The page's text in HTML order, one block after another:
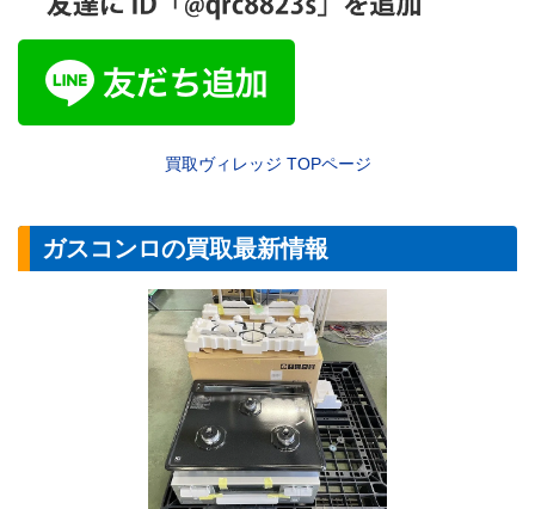
買取ヴィレッジ TOPページ
ガスコンロの買取最新情報